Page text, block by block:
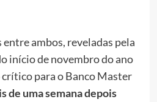
ambos, reveladas pela
início de novembro do ano
para o Banco Master
de uma semana depois